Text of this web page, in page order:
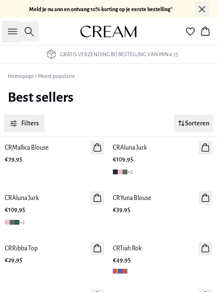
Meld je nu ann en ontvang 10% korting op je eerste bestelling*
Zoeken
GRATIS VERZENDING BIJ BESTELLING VAN MIN € 75
Homepage Meest populaire
Best sellers
Filters Sorteren
Nieuws
CRMallica Blouse
€79,95
Nieuws
CRAluna Jurk
€109,95
+2
Nieuws
CRAluna Jurk
€109,95
+2
Nieuws
CRYuna Blouse
€39,95
Nieuws
CRRibba Top
€29,95
Nieuws
CRTiah Rok
€49,95